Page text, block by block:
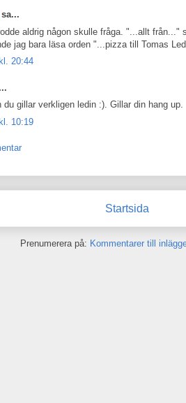
sa...
aldrig någon skulle fråga. "...allt från..."
jag bara läsa orden "...pizza till Tomas
20:44
du gillar verkligen ledin :). Gillar din hang up.
10:19
Startsida
Prenumerera på: Kommentarer till